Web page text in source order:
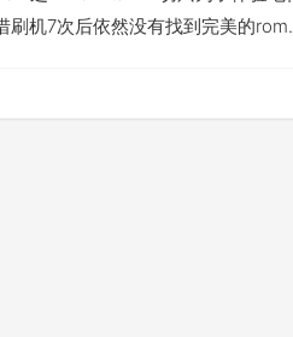
刷机7次后依然没有找到完美的rom.